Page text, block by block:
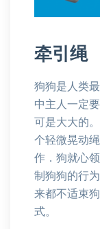
牵引绳
狗狗是人类
中主人一定
可是大大的
个轻微晃动
作．狗就心
制狗狗的行
来都不适束
式。